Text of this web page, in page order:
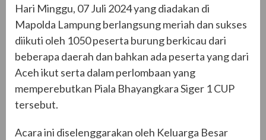
Hari Minggu, 07 Juli 2024 yang diadakan di
Mapolda Lampung berlangsung meriah dan sukses
diikuti oleh 1050 peserta burung berkicau dari
beberapa daerah dan bahkan ada peserta yang dari
Aceh ikut serta dalam perlombaan yang
memperebutkan Piala Bhayangkara Siger 1 CUP
tersebut.
Acara ini diselenggarakan oleh Keluarga Besar